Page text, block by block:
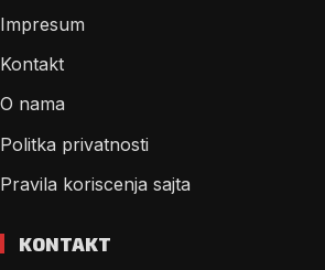
Impresum
Kontakt
O nama
Politka privatnosti
Pravila koriscenja sajta
KONTAKT